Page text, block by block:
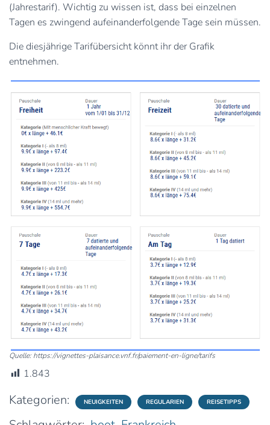
(Jahrestarif). Wichtig zu wissen ist, dass bei einzelnen
Tagen es zwingend aufeinanderfolgende Tage sein müssen.
Die diesjährige Tarifübersicht könnt ihr der Grafik
entnehmen.
Quelle: https://vignettes-plaisance.vnf.fr/paiement-en-ligne/tarifs
1.843
Kategorien: NEUIGKEITEN REGULARIEN REISETIPPS